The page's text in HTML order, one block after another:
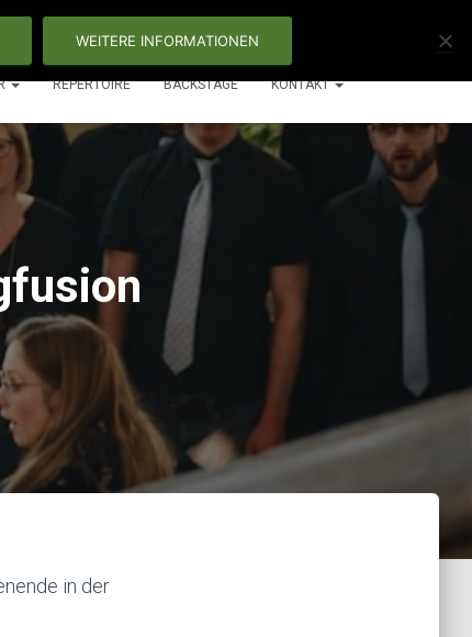
REPERTOIRE BACKSTAGE KONTAKT
in der
WEITERE INFORMATIONEN